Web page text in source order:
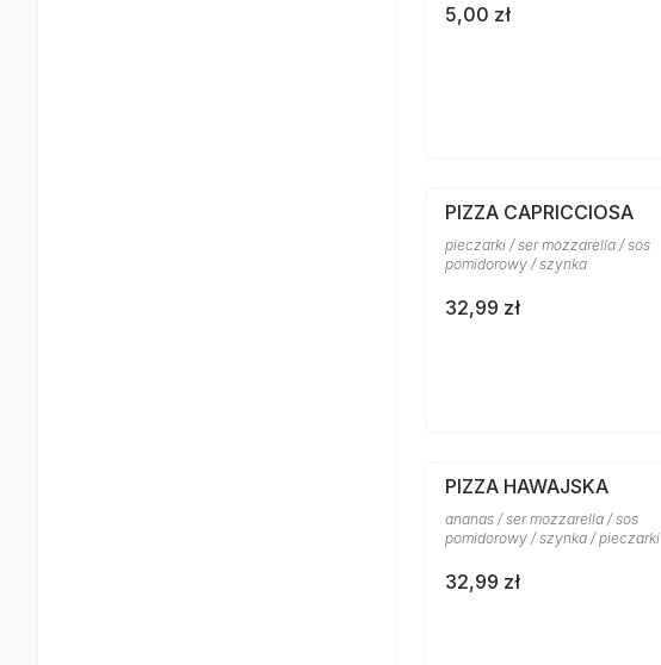
5,00 zł
PIZZA CAPRICCIOSA
pieczarki / ser mozzarella / sos
pomidorowy / szynka
32,99 zł
PIZZA HAWAJSKA
ananas / ser mozzarella / sos
pomidorowy / szynka / pieczarki
32,99 zł